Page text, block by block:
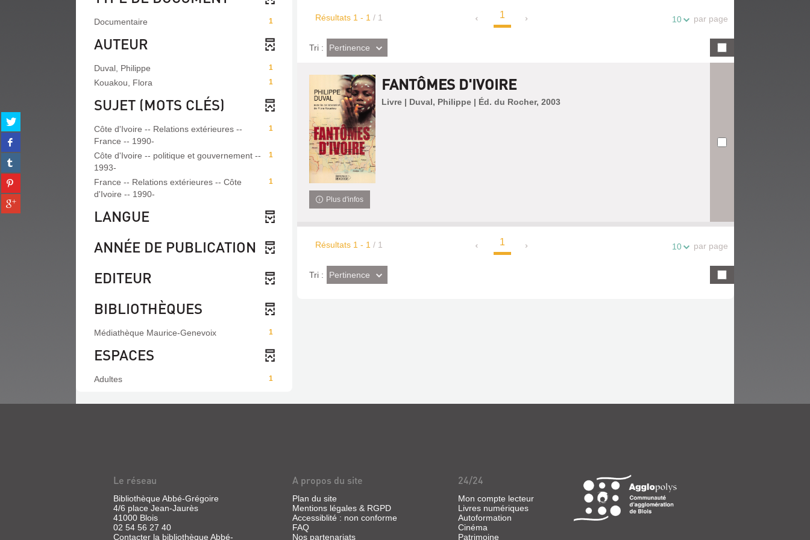
Partager
sur
twitter
(Nouvelle
fenêtre)
Partager
sur
facebook
(Nouvelle
fenêtre)
Partager
sur
tumblr
(Nouvelle
fenêtre)
Partager
sur
pinterest
(Nouvelle
Partager
sur
Résultats 1 - 1 / 1 1 10 par page
Tri :(Effet
imédiat)
Pertinence
FANTÔMES D'IVOIRE
Livre | Duval, Philippe | Éd. du Rocher, 2003
Plus d'infos
Résultats 1- 1 / 1 1 10 par page
Tri :(Effet
imédiat)
Pertinence
1
Documentaire
AUTEUR
1
Duval, Philippe
1
Kouakou, Flora
SUJET (MOTS CLÉS)
1
Côte d'Ivoire -- Relations extérieures --
France -- 1990-
1
Côte d'Ivoire -- politique et gouvernement --
1993-
1
France -- Relations extérieures -- Côte
d'Ivoire -- 1990-
LANGUE
ANNÉE DE PUBLICATION
EDITEUR
BIBLIOTHÈQUES
1
Médiathèque Maurice-Genevoix
ESPACES
1
Adultes
Le réseau
Bibliothèque Abbé-Grégoire
4/6 place Jean-Jaurès
41000 Blois
02 54 56 27 40
Contacter la bibliothèque Abbé-
A propos du site
Plan du site
Mentions légales & RGPD
Accessiblité : non conforme
FAQ
Nos partenariats
24/24
Mon compte lecteur
Livres numériques
Autoformation
Cinéma
Patrimoine